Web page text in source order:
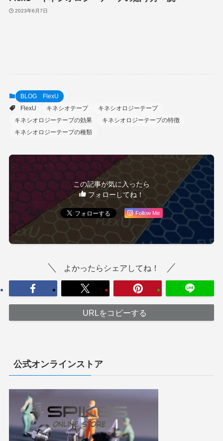
2023年6月7日
BLOG FlexU
FlexU
キネシオテープ
キネシオロジーテープ
キネシオロジーテープの効果
キネシオロジーテープの特徴
キネシオロジーテープの種類
この記事が気に入ったら
フォローしてね！
Follow Me
よかったらシェアしてね！
URLをコピーする
公式オンラインストア